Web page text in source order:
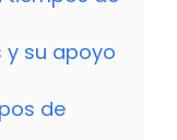
y su apoyo
de